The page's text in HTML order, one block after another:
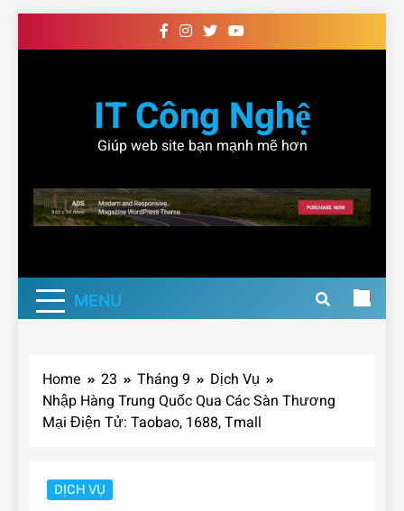
to
IT Công Nghệ
Giúp web site bạn mạnh mẽ hơn
MENU
Home 23 Tháng 9
Dịch Vụ
Nhập Hàng Trung Quốc Qua Các Sàn Thương
Mại Điện Tử: Taobao, 1688, Tmall
DỊCH VỤ